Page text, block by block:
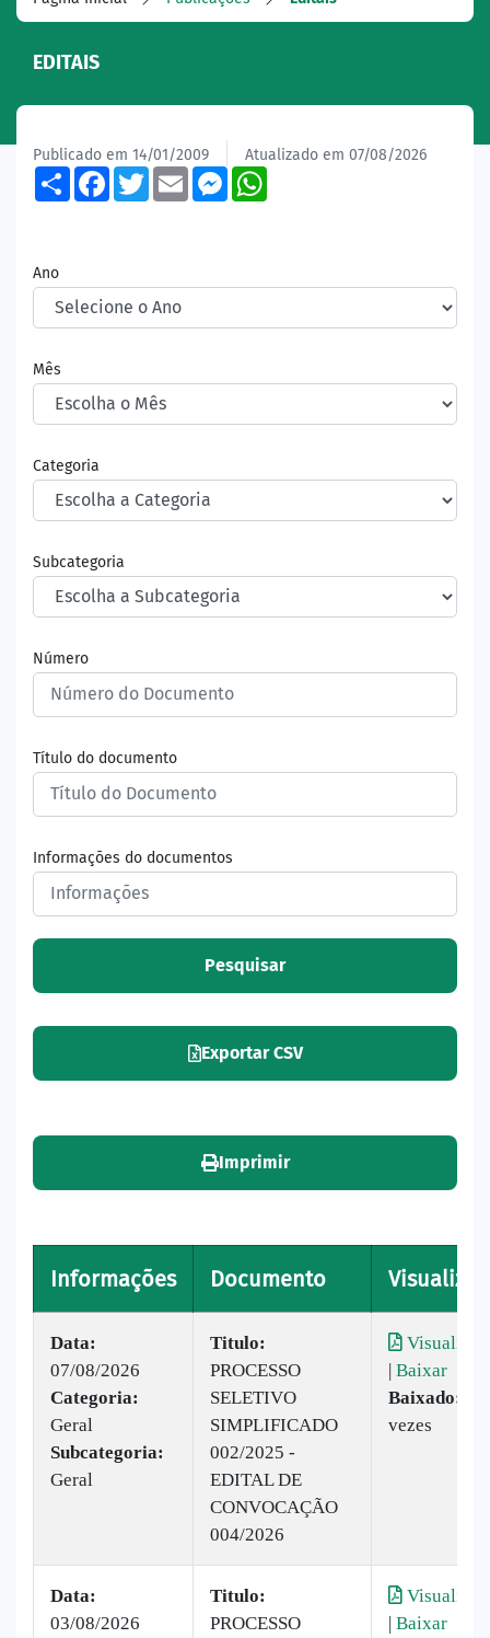
EDITAIS
Publicado em 14/01/2009 Atualizado em 07/08/2026
ShareFacebook
TwitterEmailMessenger
Ano
Mês
Categoria
Subcategoria
Número
Título do documento
Informações do documentos
Pesquisar
Exportar CSV
Imprimir
Informações Documento Visualizar
Data:
07/08/2026
Categoria:
Geral
Subcategoria:
Geral
Titulo:
PROCESSO
SELETIVO
SIMPLIFICADO
002/2025 -
EDITAL DE
CONVOCAÇÃO
004/2026
Visualizar
| Baixar
Baixado:
vezes
Data:
03/08/2026
Titulo:
PROCESSO
Visualizar
| Baixar